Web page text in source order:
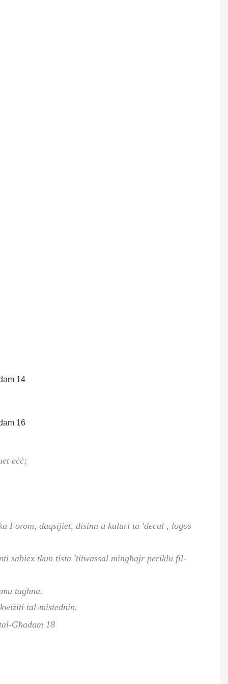
eċċ;
Forom, daqsijiet, disinn u kuluri ta 'decal , logos
sabiex tkun tista 'titwassal mingħajr periklu fil-
tagħna.
tal-mistednin.